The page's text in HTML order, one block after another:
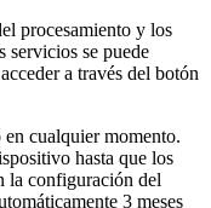
procesamiento y los
servicios se puede
a través del botón
cualquier momento.
hasta que los
la configuración del
3 meses